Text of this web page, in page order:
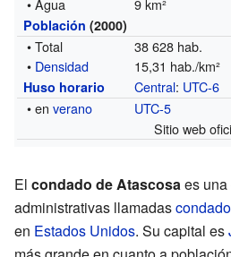
Población (2000)
• Total
38 628 hab.
• Densidad 15,31 hab./km²
Huso horario Central: UTC-6
• enverano
UTC-5
Sitio web
El condado de Atascosaes
administrativas llamadas
en Estados Unidos. Su capital es